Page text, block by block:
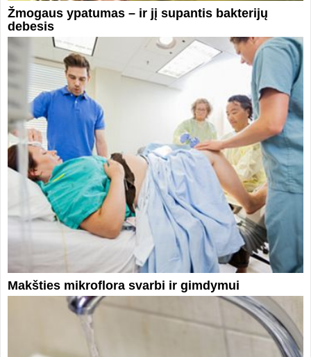
Žmogaus ypatumas – ir jį supantis bakterijų
debesis
Makšties mikroflora svarbi ir gimdymui